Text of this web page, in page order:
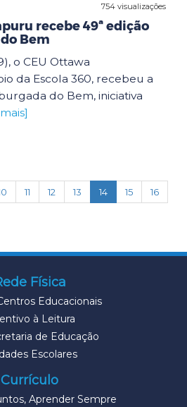
754 visualizações
recebe 49ª edição
Bem
o CEU Ottawa
da Escola 360, recebeu a
do Bem, iniciativa
11 12 13 14(current)
15
16
Física
Educacionais
à Leitura
de Educação
Escolares
Currículo
Aprender Sempre